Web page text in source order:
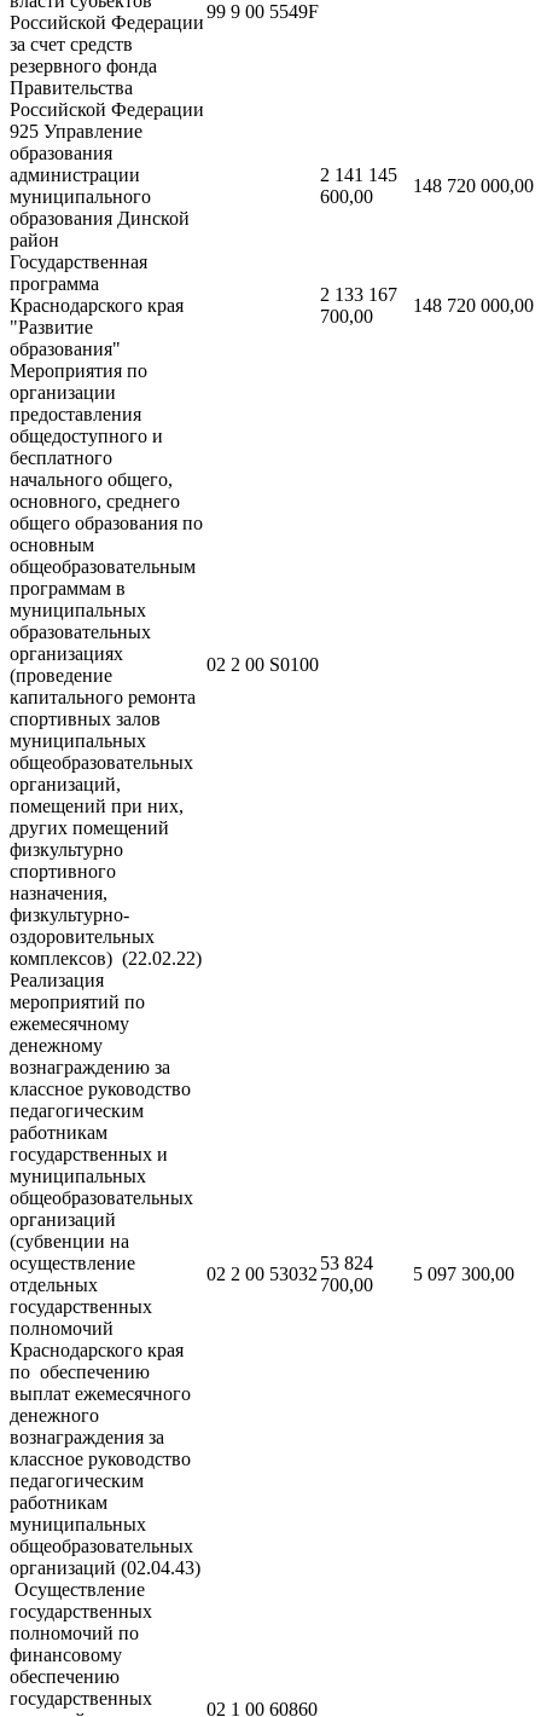
Российской Федерации
за счет средств
резервного фонда
Правительства
Российской Федерации
99 9 00 5549F
925 Управление
образования
администрации
муниципального
образования Динской
район
2 141 145
600,00
148 720 000,00
Государственная
программа
Краснодарского края
"Развитие
образования"
2 133 167
700,00
148 720 000,00
Мероприятия по
организации
предоставления
общедоступного и
бесплатного
начального общего,
основного, среднего
общего образования по
основным
общеобразовательным
программам в
муниципальных
образовательных
организациях
(проведение
капитального ремонта
спортивных залов
муниципальных
общеобразовательных
организаций,
помещений при них,
других помещений
физкультурно
спортивного
назначения,
физкультурно-
оздоровительных
комплексов) (22.02.22)
02 2 00 S0100
Реализация
мероприятий по
ежемесячному
денежному
вознаграждению за
классное руководство
педагогическим
работникам
государственных и
муниципальных
общеобразовательных
организаций
(субвенции на
осуществление
отдельных
государственных
полномочий
Краснодарского края
по обеспечению
выплат ежемесячного
денежного
вознаграждения за
классное руководство
педагогическим
работникам
муниципальных
общеобразовательных
организаций (02.04.43)
02 2 00 53032
53 824
700,00
5 097 300,00
Осуществление
государственных
полномочий по
финансовому
обеспечению
государственных
02 1 00 60860